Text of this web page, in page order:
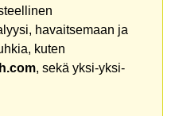
havaitsemaan ja
kuten
, sekä yksi-yksi-